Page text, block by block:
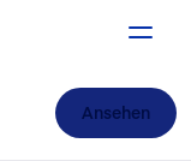
Ansehen